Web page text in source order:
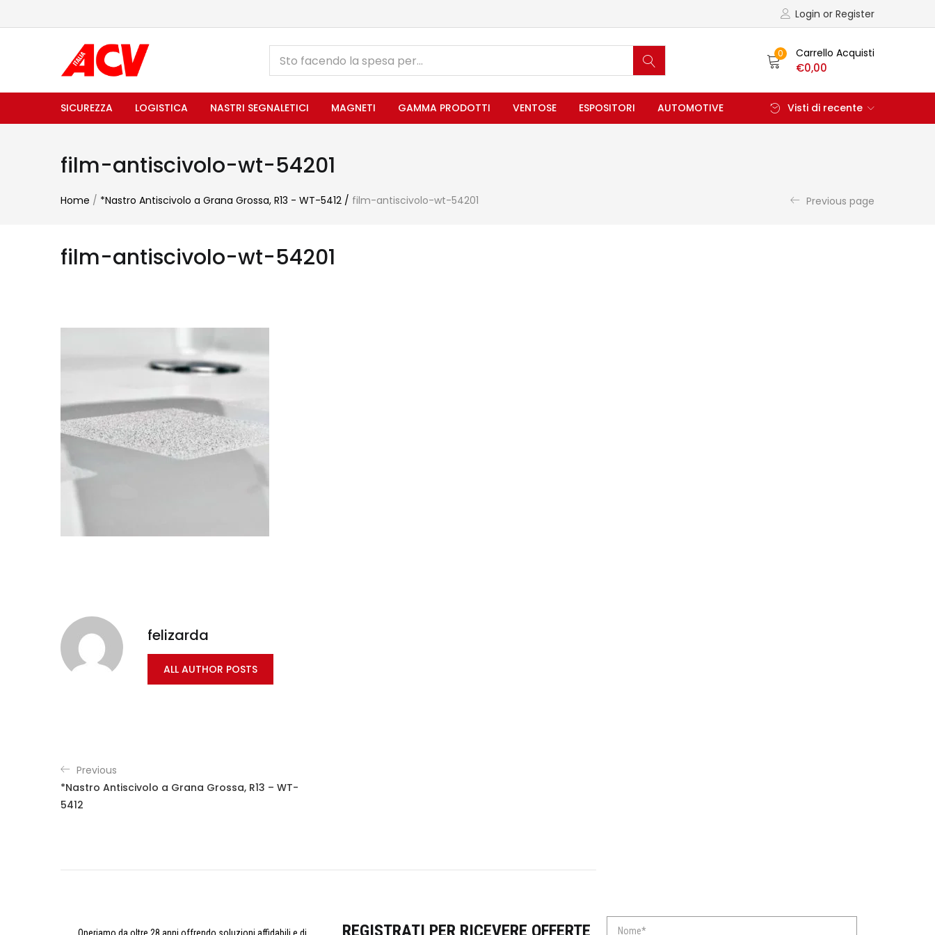
Login or Register
0 Carrello Acquisti
€0,00
SICUREZZA LOGISTICA NASTRI SEGNALETICI MAGNETI GAMMA PRODOTTI VENTOSE ESPOSITORI AUTOMOTIVE Visti di recente
film-antiscivolo-wt-54201
Home / *Nastro Antiscivolo a Grana Grossa, R13 - WT-5412 / film-antiscivolo-wt-54201 Previous page
film-antiscivolo-wt-54201
felizarda
ALL AUTHOR POSTS
Previous
*Nastro Antiscivolo a Grana Grossa, R13 – WT-
5412
Operiamo da oltre 28 anni offrendo soluzioni affidabili e di REGISTRATI PER RICEVERE OFFERTE